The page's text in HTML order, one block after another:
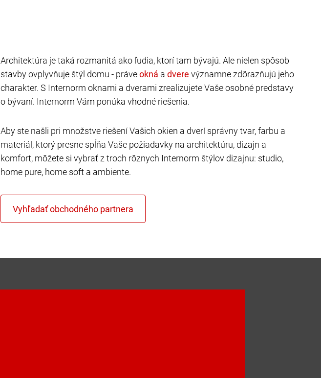
Architektúra je taká rozmanitá ako ľudia, ktorí tam bývajú. Ale nielen spôsob
stavby ovplyvňuje štýl domu - práve
a
významne zdôrazňujú jeho
charakter. S Internorm oknami a dverami zrealizujete Vaše osobné predstavy
o bývaní. Internorm Vám ponúka vhodné riešenia.
Aby ste našli pri množstve riešení Vašich okien a dverí správny tvar, farbu a
materiál, ktorý presne spĺňa Vaše požiadavky na architektúru, dizajn a
komfort, môžete si vybrať z troch rôznych Internorm štýlov dizajnu: studio,
home pure, home soft a ambiente.